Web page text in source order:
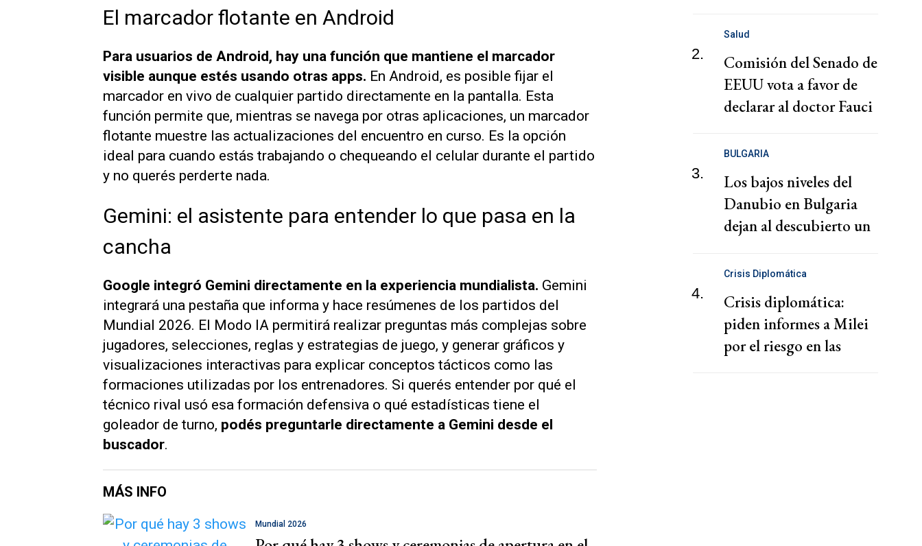
El marcador flotante en Android
Para usuarios de Android, hay una función que mantiene el marcador
visible aunque estés usando otras apps. En Android, es posible fijar el
marcador en vivo de cualquier partido directamente en la pantalla. Esta
función permite que, mientras se navega por otras aplicaciones, un marcador
flotante muestre las actualizaciones del encuentro en curso. Es la opción
ideal para cuando estás trabajando o chequeando el celular durante el partido
y no querés perderte nada.
Gemini: el asistente para entender lo que pasa en la
cancha
Google integró Gemini directamente en la experiencia mundialista. Gemini
integrará una pestaña que informa y hace resúmenes de los partidos del
Mundial 2026. El Modo IA permitirá realizar preguntas más complejas sobre
jugadores, selecciones, reglas y estrategias de juego, y generar gráficos y
visualizaciones interactivas para explicar conceptos tácticos como las
formaciones utilizadas por los entrenadores. Si querés entender por qué el
técnico rival usó esa formación defensiva o qué estadísticas tiene el
goleador de turno, podés preguntarle directamente a Gemini desde el
buscador.
MÁS INFO
Mundial 2026
2.
Salud
Comisión del Senado de
EEUU vota a favor de
declarar al doctor Fauci
3.
BULGARIA
Los bajos niveles del
Danubio en Bulgaria
dejan al descubierto un
romana
4.
Crisis Diplomática
Crisis diplomática:
piden informes a Milei
por el riesgo en las